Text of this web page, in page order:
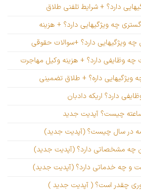
دارد؟ + شرایط تلفنی طلاق
چه ویژگیهایی دارد؟ + هزینه
چه ویژگیهایی دارد؟ +سوالات حقوقی
چه وظایفی دارد؟ + هزینه وکیل مهاجرت
ویژگیهایی داره؟ + طلاق تضمینی
دارد؟ اریکه دادبان
در سال چیست؟ (آپدیت جدید)
چه مشخصاتی دارد؟ (آپدیت جدید)
و چه خدماتی دارد؟ (آپدیت جدید)
چقدر است؟ ( آپدیت جدید )